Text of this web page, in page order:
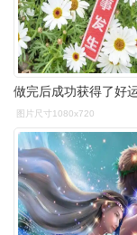
图片尺寸1080x720